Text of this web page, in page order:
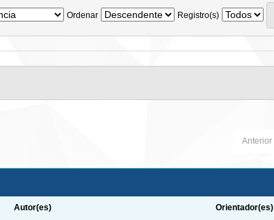
Ordenar Registro(s)
Anterior
Autor(es) Orientador(es)